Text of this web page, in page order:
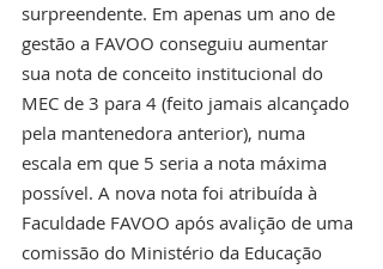
surpreendente. Em apenas um ano de
gestão a FAVOO conseguiu aumentar
sua nota de conceito institucional do
MEC de 3 para 4 (feito jamais alcançado
pela mantenedora anterior), numa
escala em que 5 seria a nota máxima
possível. A nova nota foi atribuída à
Faculdade FAVOO após avalição de uma
comissão do Ministério da Educação